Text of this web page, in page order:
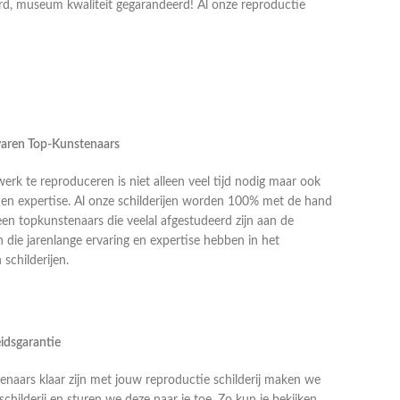
museum kwaliteit gegarandeerd! Al onze reproductie
Top-Kunstenaars
te reproduceren is niet alleen veel tijd nodig maar ook
expertise. Al onze schilderijen worden 100% met de hand
topkunstenaars die veelal afgestudeerd zijn aan de
die jarenlange ervaring en expertise hebben in het
schilderijen.
klaar zijn met jouw reproductie schilderij maken we